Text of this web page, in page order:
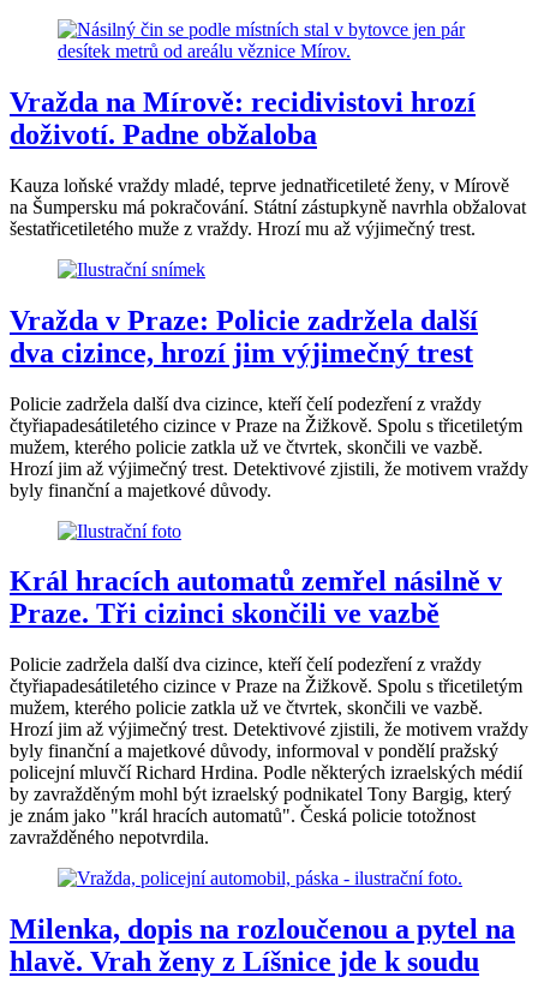
Vražda na Mírově: recidivistovi hrozí
doživotí. Padne obžaloba
Kauza loňské vraždy mladé, teprve jednatřicetileté ženy, v Mírově
na Šumpersku má pokračování. Státní zástupkyně navrhla obžalovat
šestatřicetiletého muže z vraždy. Hrozí mu až výjimečný trest.
Vražda v Praze: Policie zadržela další
dva cizince, hrozí jim výjimečný trest
Policie zadržela další dva cizince, kteří čelí podezření z vraždy
čtyřiapadesátiletého cizince v Praze na Žižkově. Spolu s třicetiletým
mužem, kterého policie zatkla už ve čtvrtek, skončili ve vazbě.
Hrozí jim až výjimečný trest. Detektivové zjistili, že motivem vraždy
byly finanční a majetkové důvody.
Král hracích automatů zemřel násilně v
Praze. Tři cizinci skončili ve vazbě
Policie zadržela další dva cizince, kteří čelí podezření z vraždy
čtyřiapadesátiletého cizince v Praze na Žižkově. Spolu s třicetiletým
mužem, kterého policie zatkla už ve čtvrtek, skončili ve vazbě.
Hrozí jim až výjimečný trest. Detektivové zjistili, že motivem vraždy
byly finanční a majetkové důvody, informoval v pondělí pražský
policejní mluvčí Richard Hrdina. Podle některých izraelských médií
by zavražděným mohl být izraelský podnikatel Tony Bargig, který
je znám jako "král hracích automatů". Česká policie totožnost
zavražděného nepotvrdila.
Milenka, dopis na rozloučenou a pytel na
hlavě. Vrah ženy z Líšnice jde k soudu